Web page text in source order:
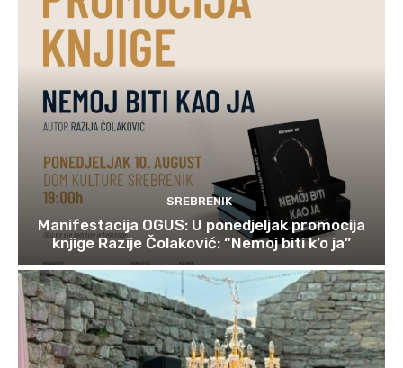
SREBRENIK
Manifestacija OGUS: U ponedjeljak promocija
knjige Razije Čolaković: “Nemoj biti k’o ja”